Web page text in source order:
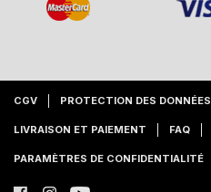
CGV PROTECTION DES DONNÉES
LIVRAISON ET PAIEMENT FAQ
PARAMÈTRES DE CONFIDENTIALITÉ